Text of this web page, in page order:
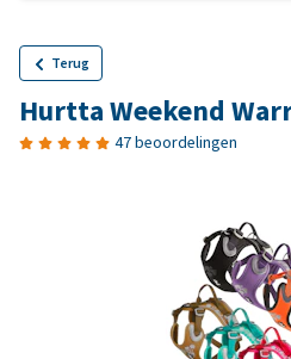
Terug
Hurtta Weekend
47 beoordelingen